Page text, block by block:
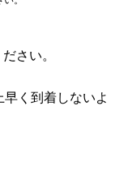
さい。
早く到着しないよ